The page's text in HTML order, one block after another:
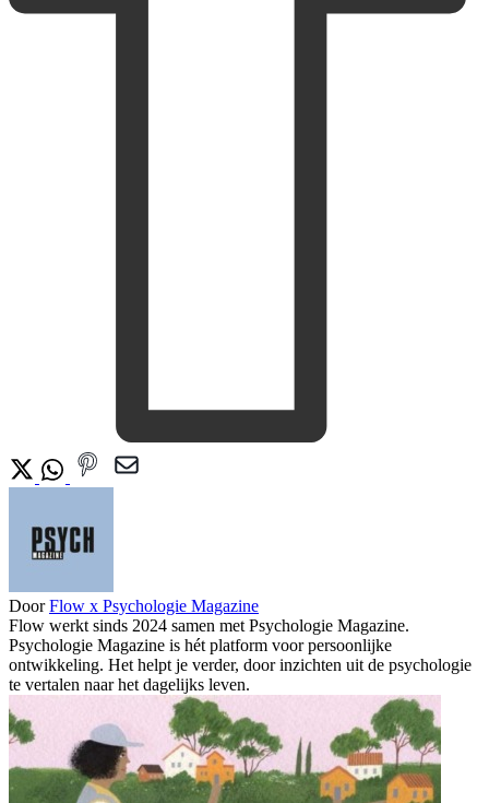
Door Flow x Psychologie Magazine
Flow werkt sinds 2024 samen met Psychologie Magazine.
Psychologie Magazine is hét platform voor persoonlijke
ontwikkeling. Het helpt je verder, door inzichten uit de psychologie
te vertalen naar het dagelijks leven.